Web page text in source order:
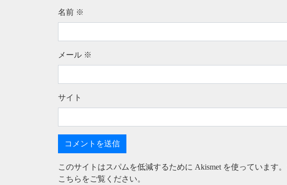
名前 ※
メール ※
サイト
このサイトはスパムを低減するために Akismet を使っています。
こちらをご覧ください。